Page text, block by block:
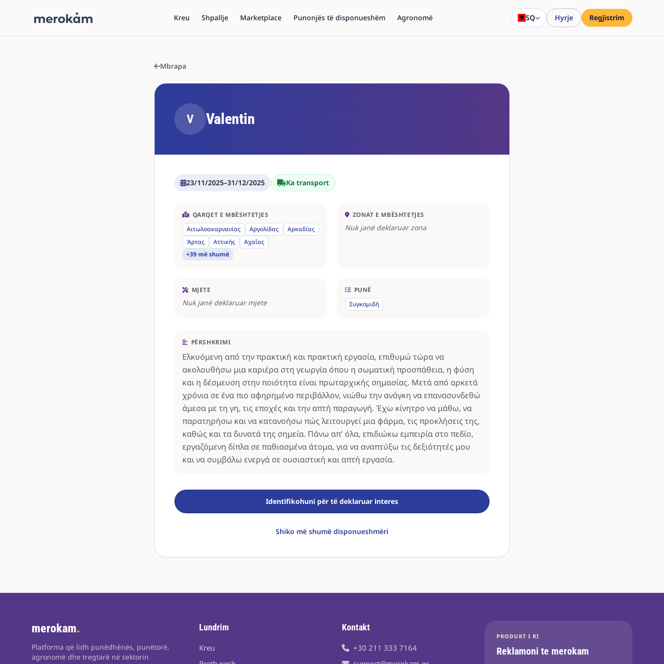
Kreu Shpallje Marketplace Punonjës të disponueshëm Agronomë SQ Hyrje Regjistrim
Mbrapa
V Valentin
23/11/2025–31/12/2025 Ka transport
QARQET E MBËSHTETJES
Αιτωλοακαρνανίας
Αργολίδας
Αρκαδίας
Άρτας
Αττικής
Αχαΐας
+39 më shumë
ZONAT E MBËSHTETJES
Nuk janë deklaruar zona
MJETE
Nuk janë deklaruar mjete
PUNË
Συγκομιδή
PËRSHKRIMI
Ελκυόμενη από την πρακτική και πρακτική εργασία, επιθυμώ τώρα να
ακολουθήσω μια καριέρα στη γεωργία όπου η σωματική προσπάθεια, η φύση
και η δέσμευση στην ποιότητα είναι πρωταρχικής σημασίας. Μετά από αρκετά
χρόνια σε ένα πιο αφηρημένο περιβάλλον, νιώθω την ανάγκη να επανασυνδεθώ
άμεσα με τη γη, τις εποχές και την απτή παραγωγή. Έχω κίνητρο να μάθω, να
παρατηρήσω και να κατανοήσω πώς λειτουργεί μια φάρμα, τις προκλήσεις της,
καθώς και τα δυνατά της σημεία. Πάνω απ' όλα, επιδιώκω εμπειρία στο πεδίο,
εργαζόμενη δίπλα σε παθιασμένα άτομα, για να αναπτύξω τις δεξιότητές μου
και να συμβάλω ενεργά σε ουσιαστική και απτή εργασία.
Identifikohuni për të deklaruar interes
Shiko më shumë disponueshmëri
merokam.
Platforma që lidh punëdhënës, punëtorë,
agronomë dhe tregtarë në sektorin
Lundrim
Kreu
Kontakt
+30 211 333 7164
PRODUKT I RI
Reklamoni te merokam